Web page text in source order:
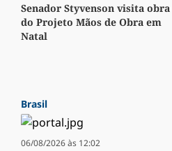
Senador Styvenson visita obra
do Projeto Mãos de Obra em
Natal
Brasil
06/08/2026 às 12:02